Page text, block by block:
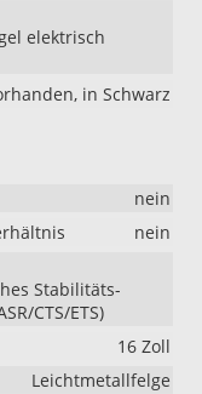
elektrisch
in Schwarz
nein
nein
Stabilitäts-
CTS/ETS)
16 Zoll
Leichtmetallfelge